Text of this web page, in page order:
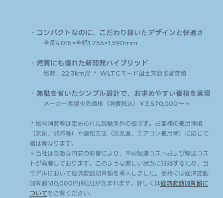
・コンパクトなのに、こだわり抜いたデザインと快適さ
全長4,015×全幅1,755×1,590mm
・燃費にも優れた新開発ハイブリッド
燃費：22.3km/ℓ ＊ WLTCモード国土交通省審査値
・無駄を省いたシンプル設計で、お求めやすい価格を実現
メーカー希望小売価格（消費税込）￥3,570,000〜※
＊燃料消費率は定められた試験条件の値です。お客様の使用環境
（気象、渋滞等）や運転方法（急発進、エアコン使用等）に応じて
値は異なります。
※当社は急激な円安の影響により、車両製造コストおよび輸送コス
トが高騰しております。このような厳しい状況に対処するため、当
モデルにおいて経済変動加算額を導入しました。価格には経済変動
加算額180,000円(税込)が含まれます。詳しくは経済変動加算額に
ついてをご覧ください。